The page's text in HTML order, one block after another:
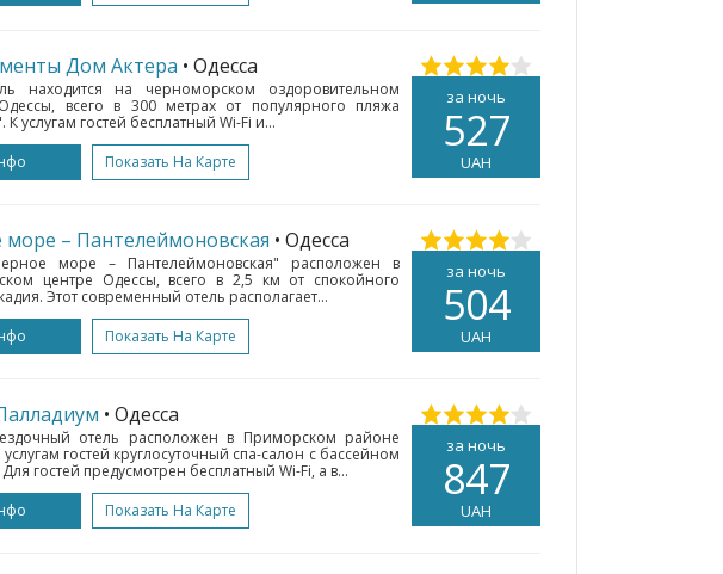
за ночь
527
UAH
Дом Актера • Одесса
находится на черноморском оздоровительном
всего в 300 метрах от популярного пляжа
К услугам гостей бесплатный Wi-Fi и...
Показать На Карте
за ночь
504
UAH
море – Пантелеймоновская • Одесса
море – Пантелеймоновская" расположен в
центре Одессы, всего в 2,5 км от спокойного
Этот современный отель располагает...
Показать На Карте
за ночь
847
UAH
• Одесса
отель расположен в Приморском районе
гостей круглосуточный спа-салон с бассейном
гостей предусмотрен бесплатный Wi-Fi, а в...
Показать На Карте